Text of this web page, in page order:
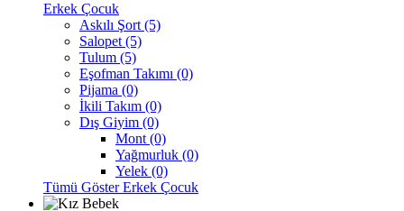
Erkek Çocuk
Askılı Şort (5)
Salopet (5)
Tulum (5)
Eşofman Takımı (0)
Pijama (0)
İkili Takım (0)
Dış Giyim (0)
Mont (0)
Yağmurluk (0)
Yelek (0)
Tümü Göster Erkek Çocuk